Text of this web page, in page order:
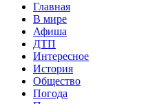
Главная
В мире
Афиша
ДТП
Интересное
История
Общество
Погода